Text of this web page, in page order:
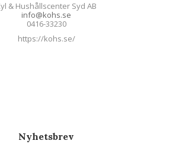
& Hushållscenter Syd AB
info@kohs.se
0416-33230
https://kohs.se/
Nyhetsbrev